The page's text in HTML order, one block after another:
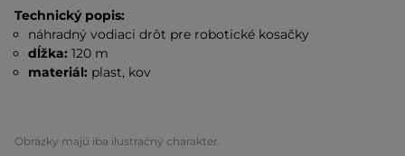
Technický popis:
náhradný vodiaci drôt pre robotické kosačky
dĺžka: 120 m
materiál: plast, kov
Obrázky majú iba ilustračný charakter.